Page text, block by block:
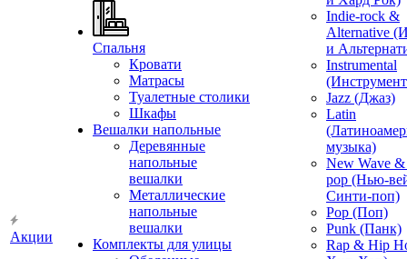
Акции
Спальня
Кровати
Матрасы
Туалетные столики
Шкафы
Вешалки напольные
Деревянные
напольные
вешалки
Металлические
напольные
вешалки
Комплекты для улицы
Indie-rock &
Alternative
и
Instrumental
Jazz (Джаз)
Latin
музыка)
New Wave
pop (Нью-
Синти-поп)
Pop (Поп)
Punk (Панк)
Rap & Hip